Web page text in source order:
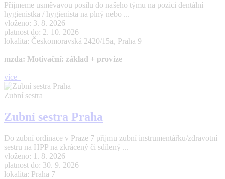
Přijmeme usměvavou posilu do našeho týmu na pozici dentální
hygienistka / hygienista na plný nebo ...
vloženo: 3. 8. 2026
platnost do: 2. 10. 2026
lokalita: Českomoravská 2420/15a, Praha 9
mzda: Motivační: základ + provize
více
Zubní sestra
Zubní sestra Praha
Do zubní ordinace v Praze 7 přijmu zubní instrumentářku/zdravotní
sestru na HPP na zkrácený či sdílený ...
vloženo: 1. 8. 2026
platnost do: 30. 9. 2026
lokalita: Praha 7